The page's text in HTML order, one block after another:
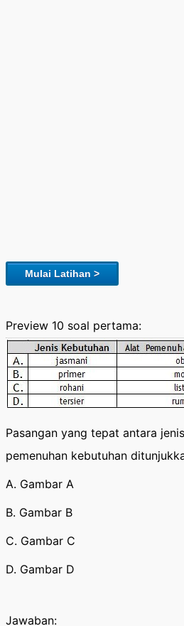
Mulai Latihan >
Preview 10 soal pertama:
Pasangan yang tepat antara
pemenuhan kebutuhan
A. Gambar A
B. Gambar B
C. Gambar C
D. Gambar D
Jawaban: